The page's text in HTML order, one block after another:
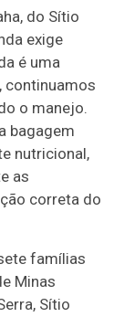
do Sítio
exige
é uma
continuamos
o manejo.
bagagem
nutricional,
as
correta do
famílias
Minas
Sítio